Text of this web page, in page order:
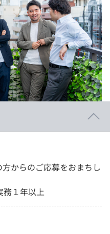
からのご応募をおまちし
１年以上